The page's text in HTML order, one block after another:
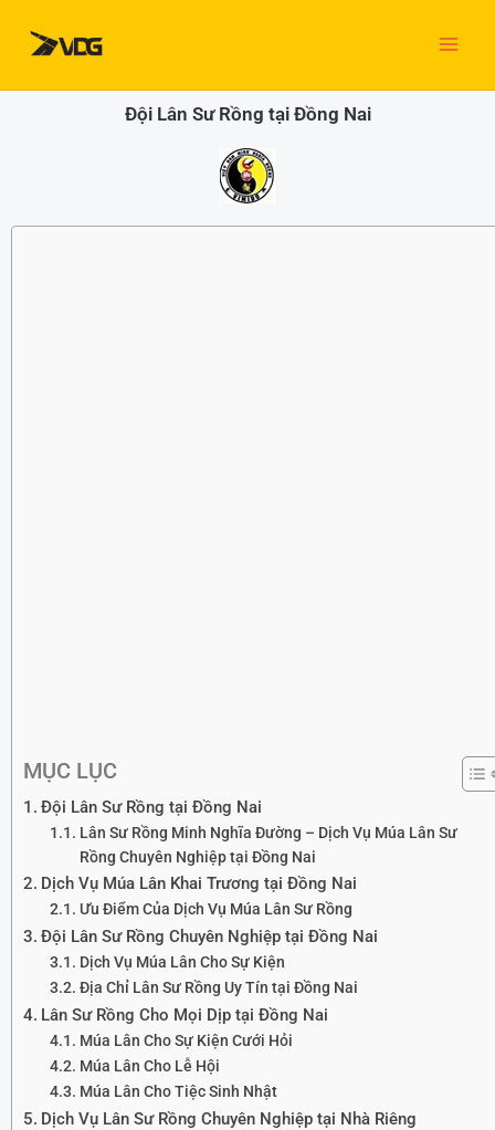
dung
Đội Lân Sư Rồng tại Đồng Nai
MỤC LỤC
Đội Lân Sư Rồng tại Đồng Nai
Lân Sư Rồng Minh Nghĩa Đường – Dịch Vụ Múa Lân Sư
Rồng Chuyên Nghiệp tại Đồng Nai
Dịch Vụ Múa Lân Khai Trương tại Đồng Nai
Ưu Điểm Của Dịch Vụ Múa Lân Sư Rồng
Đội Lân Sư Rồng Chuyên Nghiệp tại Đồng Nai
Dịch Vụ Múa Lân Cho Sự Kiện
Địa Chỉ Lân Sư Rồng Uy Tín tại Đồng Nai
Lân Sư Rồng Cho Mọi Dịp tại Đồng Nai
Múa Lân Cho Sự Kiện Cưới Hỏi
Múa Lân Cho Lễ Hội
Múa Lân Cho Tiệc Sinh Nhật
Dịch Vụ Lân Sư Rồng Chuyên Nghiệp tại Nhà Riêng